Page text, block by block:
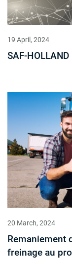
19 April, 2024
SAF-
20 March, 2024
Remaniement
freinage au